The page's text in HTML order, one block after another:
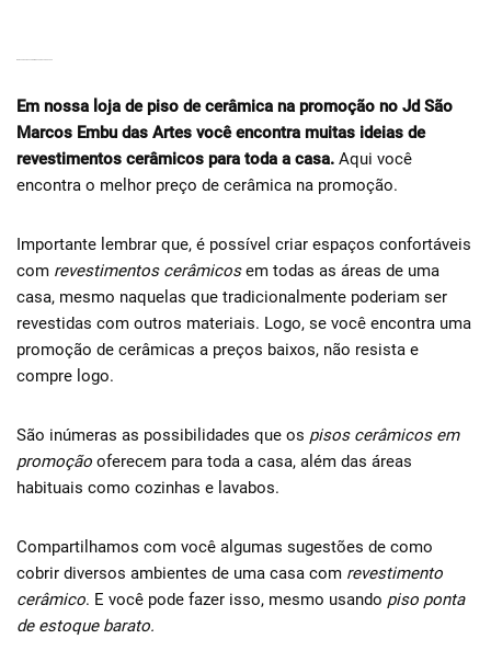
Em nossa loja de piso de cerâmica na promoção no Jd São
Marcos Embu das Artes você encontra muitas ideias de
revestimentos cerâmicos para toda a casa. Aqui você
encontra o melhor preço de cerâmica na promoção.
Importante lembrar que, é possível criar espaços confortáveis
​​com revestimentos cerâmicosem todas as áreas de uma
casa, mesmo naquelas que tradicionalmente poderiam ser
revestidas com outros materiais. Logo, se você encontra uma
promoção de cerâmicas a preços baixos, não resista e
compre logo.
São inúmeras as possibilidades que os pisos cerâmicos em
promoção oferecem para toda a casa, além das áreas
habituais como cozinhas e lavabos.
Compartilhamos com você algumas sugestões de como
cobrir diversos ambientes de uma casa com revestimento
cerâmico. E você pode fazer isso, mesmo usando piso ponta
de estoque barato.